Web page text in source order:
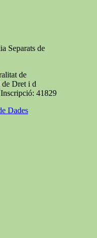
Separats de
de
Dret i d
41829
Dades